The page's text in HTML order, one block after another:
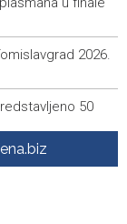
2026.
50
2026
kod